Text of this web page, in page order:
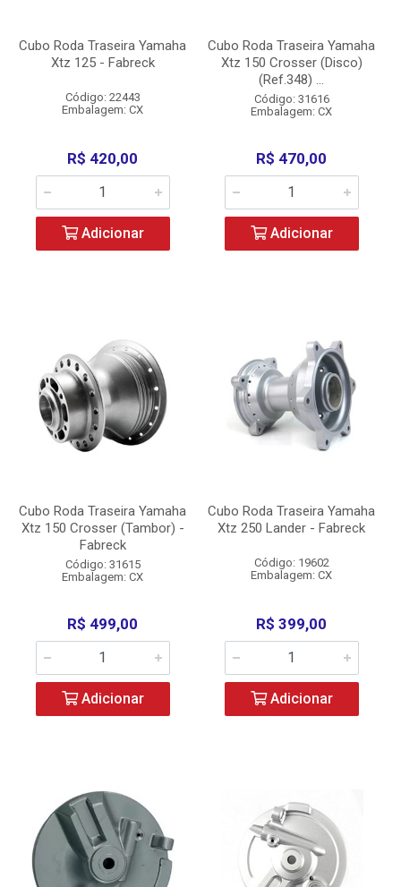
Cubo Roda Traseira Yamaha
Xtz 125 - Fabreck
Código: 22443
Embalagem: CX
R$ 420,00
Adicionar
Cubo Roda Traseira Yamaha
Xtz 150 Crosser (Disco)
(Ref.348) ...
Código: 31616
Embalagem: CX
R$ 470,00
Adicionar
Cubo Roda Traseira Yamaha
Xtz 150 Crosser (Tambor) -
Fabreck
Código: 31615
Embalagem: CX
R$ 499,00
Adicionar
Cubo Roda Traseira Yamaha
Xtz 250 Lander - Fabreck
Código: 19602
Embalagem: CX
R$ 399,00
Adicionar